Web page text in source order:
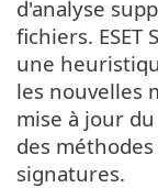
d'analyse
fichiers. ESET
une
les nouvelles
mise à jour
des
signatures.